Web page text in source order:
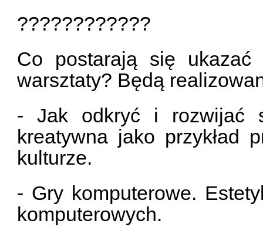
????????????
Co postarają się
warsztaty? Będą
- Jak odkryć i rozwijać
kreatywna jako przykład
kulturze.
- Gry komputerowe.
komputerowych.